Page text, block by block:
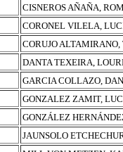
CISNEROS AÑAÑA,
CORONEL VILELA,
CORUJO
DANTA TEXEIRA,
GARCIA COLLAZO,
GONZALEZ ZAMIT,
GONZÁLEZ
JAUNSOLO